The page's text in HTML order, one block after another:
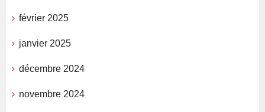
février 2025
janvier 2025
décembre 2024
novembre 2024